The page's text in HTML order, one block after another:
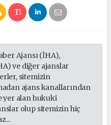
Ajansı (İHA),
ve diğer ajanslar
sitemizin
ajans kanallarından
yer alan hukuki
olup sitemizin hiç